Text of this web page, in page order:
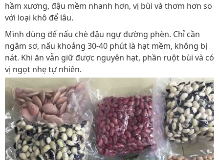
hầm xương, đậu mềm nhanh hơn, vị bùi và thơm hơn so
với loại khô để lâu.
Mình dùng để nấu chè đậu ngự đường phèn. Chỉ cần
ngâm sơ, nấu khoảng 30-40 phút là hạt mềm, không bị
nát. Khi ăn vẫn giữ được nguyên hạt, phần ruột bùi và có
vị ngọt nhẹ tự nhiên.